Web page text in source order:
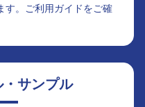
す。ご利用ガイドをご確
サンプル